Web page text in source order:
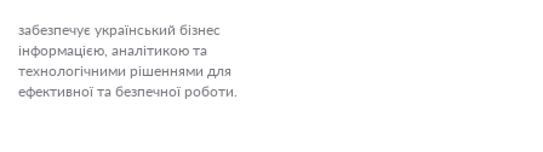
забезпечує український бізнес
інформацією, аналітикою та
технологічними рішеннями для
ефективної та безпечної роботи.